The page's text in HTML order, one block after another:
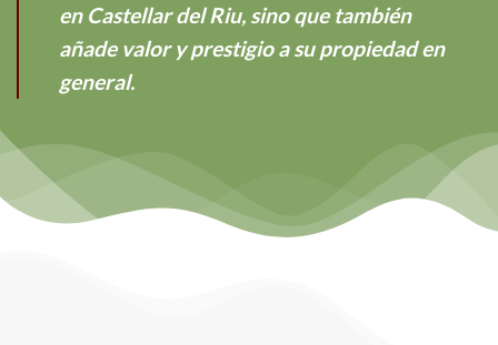
en Castellar del Riu, sino que también
añade valor y prestigio a su propiedad en
general.